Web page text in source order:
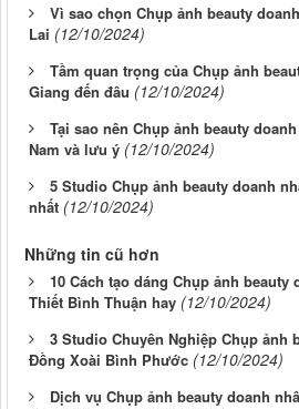
Vì sao chọn Chụp ảnh beauty
Lai (12/10/2024)
Tầm quan trọng của Chụp ảnh
Giang đến đâu (12/10/2024)
Tại sao nên Chụp ảnh beauty
Nam và lưu ý (12/10/2024)
5 Studio Chụp ảnh beauty doanh
nhất (12/10/2024)
Những tin cũ hơn
10 Cách tạo dáng Chụp ảnh beauty
Thiết Bình Thuận hay (12/10/2024)
3 Studio Chuyên Nghiệp Chụp ảnh
Đồng Xoài Bình Phước (12/10/2024)
Dịch vụ Chụp ảnh beauty doanh